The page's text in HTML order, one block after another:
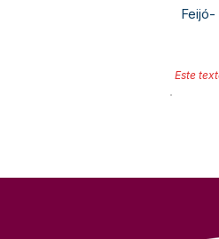
Feijó-
Este